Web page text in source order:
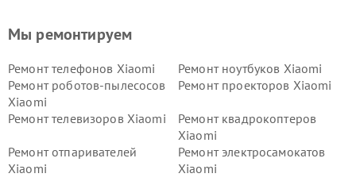
Мы ремонтируем
Ремонт телефонов Xiaomi
Ремонт ноутбуков Xiaomi
Ремонт роботов-пылесосов
Xiaomi
Ремонт проекторов Xiaomi
Ремонт телевизоров Xiaomi
Ремонт квадрокоптеров
Xiaomi
Ремонт отпаривателей
Xiaomi
Ремонт электросамокатов
Xiaomi